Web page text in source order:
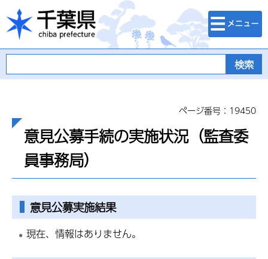
千葉県
検索・メニュ
ー
ページ番号：19450
意見公募手続の実施状況（監査委
員事務局）
意見公募実施結果
現在、情報はありません。